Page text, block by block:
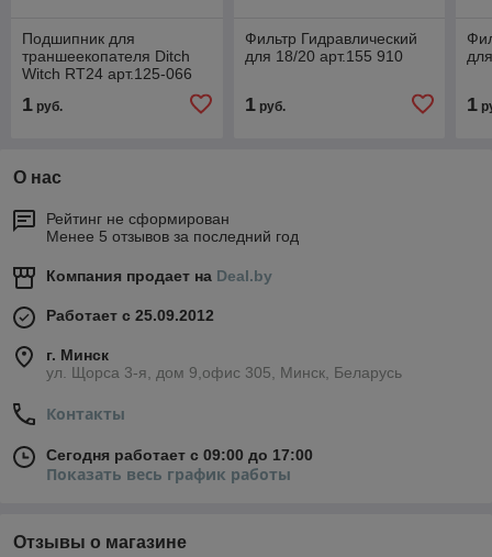
Подшипник для
траншеекопателя Ditch
Witch RT24 арт.125-066
1 руб.
Фильтр Гидравлический
для 18/20 арт.155 910
1руб. 1
О нас
Рейтинг не сформирован
Менее 5 отзывов за последний год
Компания продает на Deal.by
Работает с 25.09.2012
г. Минск
ул. Щорса 3-я, дом 9,офис 305, Минск, Беларусь
Контакты
Сегодня работает с 09:00 до 17:00
Показать весь график работы
Отзывы о магазине